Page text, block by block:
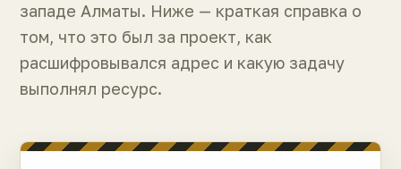
западе Алматы. Ниже — краткая справка о
том, что это был за проект, как
расшифровывался адрес и какую задачу
выполнял ресурс.